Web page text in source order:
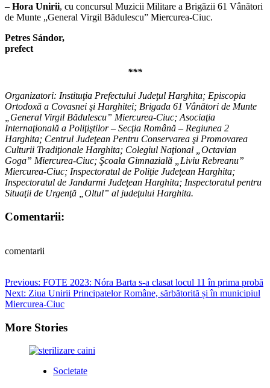
– Hora Unirii, cu concursul Muzicii Militare a Brigăzii 61 Vânători
de Munte „General Virgil Bădulescu” Miercurea-Ciuc.
Petres Sándor,
prefect
***
Organizatori: Instituţia Prefectului Judeţul Harghita; Episcopia
Ortodoxă a Covasnei şi Harghitei; Brigada 61 Vânători de Munte
„General Virgil Bădulescu” Miercurea-Ciuc; Asociaţia
Internaţională a Poliţiştilor – Secţia Română – Regiunea 2
Harghita; Centrul Judeţean Pentru Conservarea şi Promovarea
Culturii Tradiţionale Harghita; Colegiul Naţional „Octavian
Goga” Miercurea-Ciuc; Şcoala Gimnazială „Liviu Rebreanu”
Miercurea-Ciuc; Inspectoratul de Poliţie Judeţean Harghita;
Inspectoratul de Jandarmi Judeţean Harghita; Inspectoratul pentru
Situaţii de Urgenţă „Oltul” al judeţului Harghita.
Comentarii:
comentarii
Post
navigation
Previous: FOTE 2023: Nóra Barta s-a clasat locul 11 în prima probă
Next: Ziua Unirii Principatelor Române, sărbătorită și în municipiul
Miercurea-Ciuc
More Stories
Societate